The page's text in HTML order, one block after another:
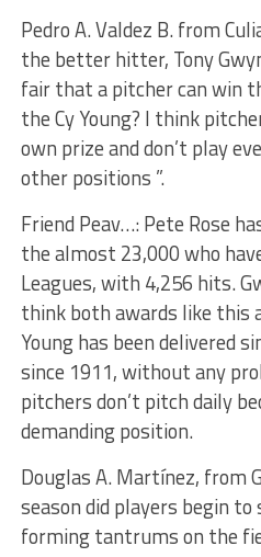
Pedro A. Valdez B. from
the better hitter, Tony
fair that a pitcher can win
the Cy Young? I think
own prize and don’t play
other positions ”.
Friend Peav…: Pete Rose
the almost 23,000 who
Leagues, with 4,256 hits.
think both awards like this
Young has been delivered
since 1911, without any
pitchers don’t pitch daily
demanding position.
Douglas A. Martínez, from
season did players begin
forming tantrums on the